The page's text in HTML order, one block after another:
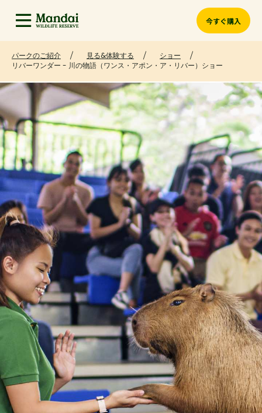
今すぐ購入
パークのご紹介 見る&体験する
ショー
リバーワンダー - 川の物語（ワンス・アポン・ア・リバー）ショー